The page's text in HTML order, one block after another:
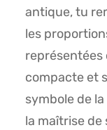
antique, tu
les
représentées
compacte et
symbole de
la maîtrise de